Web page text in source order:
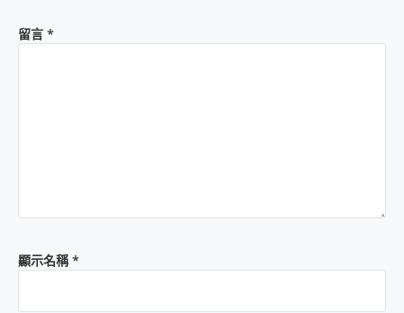
留言 *
顯示名稱*